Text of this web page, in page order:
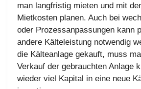
man langfristig mieten und mit
Mietkosten planen. Auch bei
oder Prozessanpassungen kann
andere Kälteleistung notwendig
die Kälteanlage gekauft, muss
Verkauf der gebrauchten Anlage
wieder viel Kapital in eine neue